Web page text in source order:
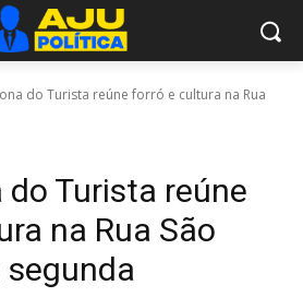
do Turista reúne forró e cultura na Rua
do Turista reúne
na Rua São